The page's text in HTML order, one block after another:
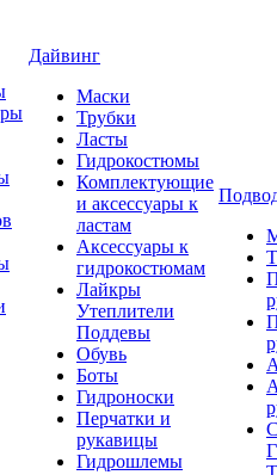
Дайвинг
Маски
Трубки
Ласты
Гидрокостюмы
Комплектующие
и аксессуары к
ластам
Аксессуары к
гидрокостюмам
Лайкры
Утеплители
Поддевы
Обувь
Боты
Гидроноски
Перчатки и
рукавицы
Гидрошлемы